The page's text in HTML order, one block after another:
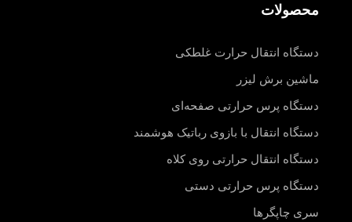
محصولات
دستگاه انتقال حرارت غلطکی
ماشین برش لیزر
دستگاه پرس حرارتی صفحه‌ای
دستگاه انتقال با بازوی رباتیک هوشمند
دستگاه انتقال حرارتی روی کلاه
دستگاه پرس حرارتی دستی
سری چاپگرها